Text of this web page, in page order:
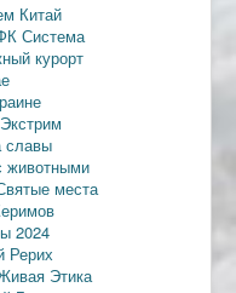
Китай
Система
курорт
Экстрим
славы
животными
места
2024
Рерих
Этика